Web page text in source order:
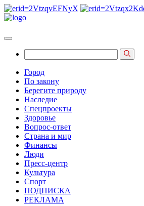
Город
По закону
Берегите природу
Наследие
Спецпроекты
Здоровье
Вопрос-ответ
Страна и мир
Финансы
Люди
Пресс-центр
Культура
Спорт
ПОДПИСКА
РЕКЛАМА